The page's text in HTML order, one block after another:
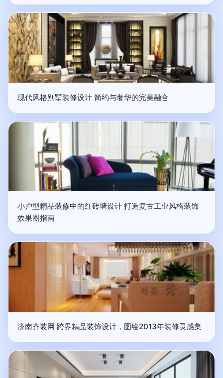
现代风格别墅装修设计 简约与奢华的完美融合
小户型精品装修中的红砖墙设计 打造复古工业风格装饰
效果图指南
济南齐装网 跨界精品装饰设计，图绘2013年装修灵感集